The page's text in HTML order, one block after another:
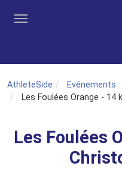
AthleteSide
Evénements
Les Foulées Orange - 14
Les Foulées